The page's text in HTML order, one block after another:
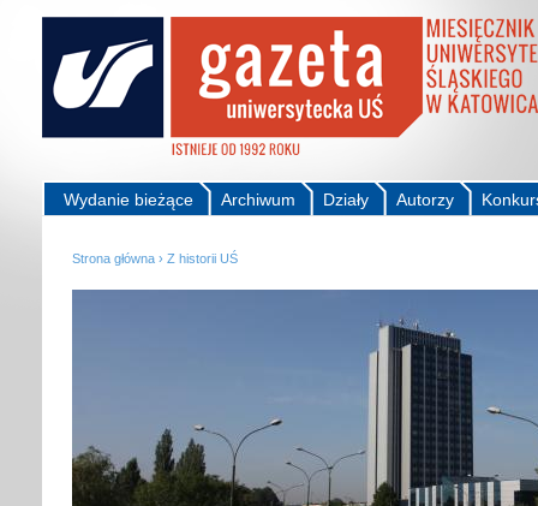
Autorzy
Działy
Archiwum
Wydanie bieżące
Strona główna › Z historii UŚ